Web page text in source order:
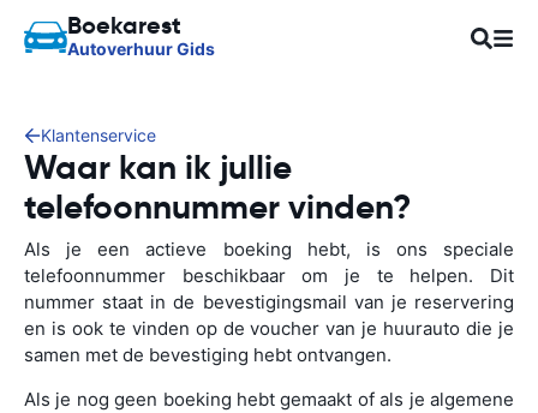
Boekarest
Autoverhuur Gids
Klantenservice
Waar kan ik jullie
telefoonnummer vinden?
Als je een actieve boeking hebt, is ons speciale
telefoonnummer beschikbaar om je te helpen. Dit
nummer staat in de bevestigingsmail van je reservering
en is ook te vinden op de voucher van je huurauto die je
samen met de bevestiging hebt ontvangen.
Als je nog geen boeking hebt gemaakt of als je algemene